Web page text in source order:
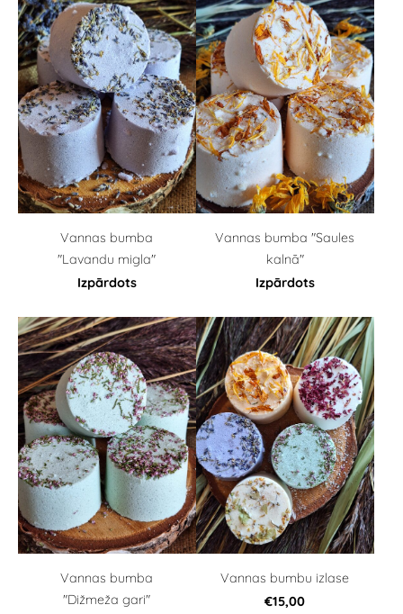
Vannas bumba
"Lavandu migla"
Izpārdots
Vannas bumba "Saules
kalnā"
Izpārdots
Vannas bumba
"Dižmeža gari"
Vannas bumbu izlase
€15,00